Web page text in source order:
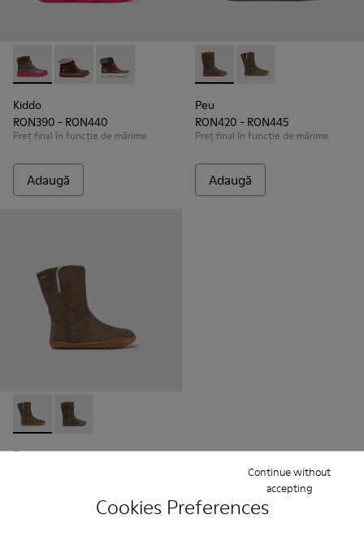
Cookies Preferences
Continue without
accepting
Kiddo - K900098-007 - Brown Gray
Kiddo - K900098-003
Kiddo - K900098-001
Kiddo
RON390 - RON440
Preț final în funcție de mărime
Adaugă
Peu - K900192-001 - Brown
Peu - K900192-004
Peu
RON420 - RON445
Preț final în funcție de mărime
Adaugă
Peu - K900192-004 - Brown Gray
Peu - K900192-001 - Brown Gray
Peu